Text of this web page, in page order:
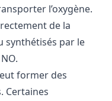
l’oxygène.
de la
synthétisés par le
former des
Certaines